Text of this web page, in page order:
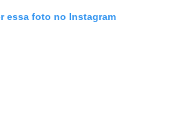
essa foto no Instagram